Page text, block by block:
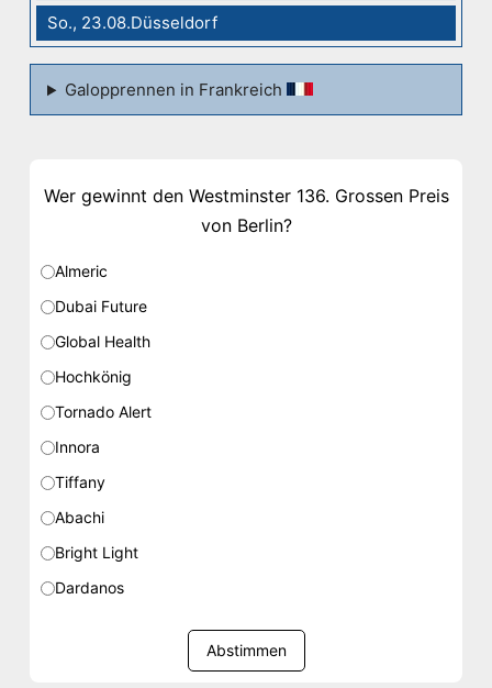
So., 23.08.Düsseldorf
Galopprennen in Frankreich
Wer gewinnt den Westminster 136. Grossen Preis
von Berlin?
Almeric
Dubai Future
Global Health
Hochkönig
Tornado Alert
Innora
Tiffany
Abachi
Bright Light
Dardanos
Abstimmen